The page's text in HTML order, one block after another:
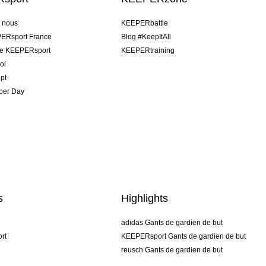
nous
France
KEEPERsport
Day
KEEPERbattle
Blog #KeepItAll
KEEPERtraining
Highlights
adidas Gants de gardien de but
KEEPERsport Gants de gardien de but
reusch Gants de gardien de but